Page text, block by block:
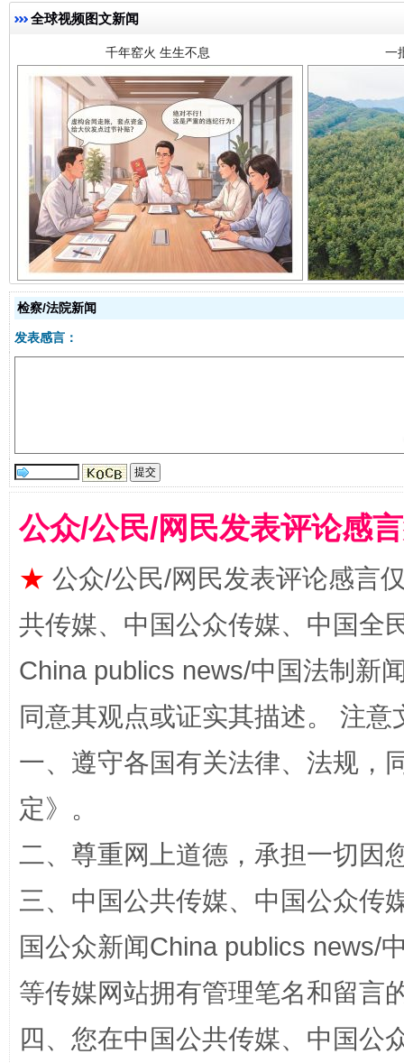
全球视频图文新闻
揭开“小金库”的免责幌子
阿坝州三大球赛在茂县开幕 规模
检察/法院新闻
发表感言：
公众/公民/网民发表评论感
★ 公众/公民/网民发表评论感言
共传媒、中国公众传媒、中国全
China publics news/中国法制新
同意其观点或证实其描述。 注
一、遵守各国有关法律、法规，
定》。
二、尊重网上道德，承担一切因
三、中国公共传媒、中国公众传
国公众新闻China publics news/
等传媒网站拥有管理笔名和留言
四、您在中国公共传媒、中国公